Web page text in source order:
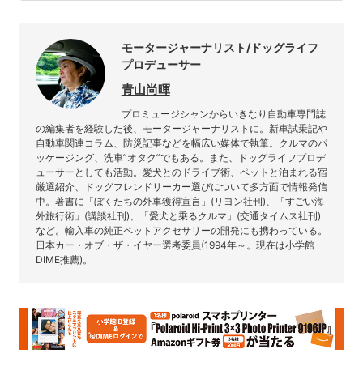
モータージャーナリスト/ドッグライフ
プロデューサー
青山尚暉
プロミュージシャンからいきなり自動車専門誌
の編集者を経験した後、モータージャーナリストに。新車試乗記や
自動車関連コラム、防災記事などを幅広い媒体で執筆。クルマのパ
ッケージング、洗車”オタク”でもある。また、ドッグライフプロデ
ューサーとしても活動。愛犬とのドライブ術、ペットと泊まれる宿
厳選紹介、ドッグフレンドリーカー選びについて多方面で情報発信
中。著書に「ぼくたちの外車獲得宣言」(リヨン社刊)、「すごい海
外旅行術」(講談社刊)、「愛犬と乗るクルマ」(交通タイムス社刊)
など。輸入車の純正ペットアクセサリーの開発にも携わっている。
日本カー・オブ・ザ・イヤー選考委員(1994年～。現在は小学館
DIME推薦)。